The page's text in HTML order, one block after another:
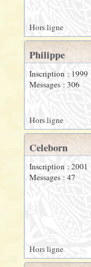
Hors ligne
Philippe
Inscription : 1999
Messages : 306
Hors ligne
Celeborn
Inscription : 2001
Messages : 47
Hors ligne